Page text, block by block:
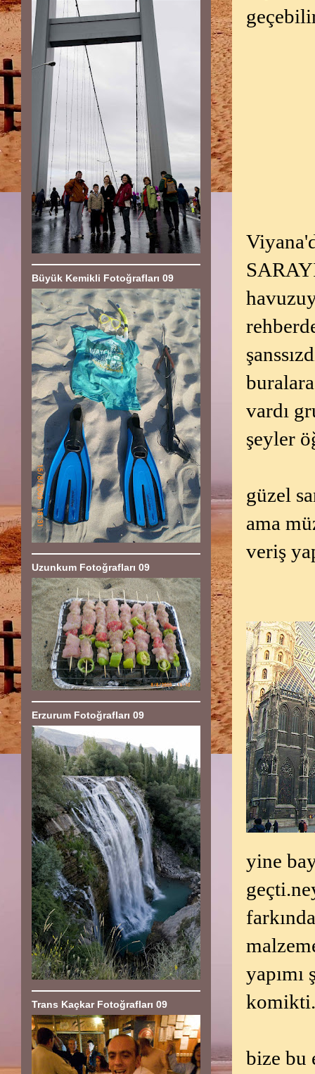
vardı
şeyler
güzel
ama
veriş
yine
komikti.
bize bu
Büyük Kemikli Fotoğrafları 09
Uzunkum Fotoğrafları 09
Erzurum Fotoğrafları 09
Trans Kaçkar Fotoğrafları 09